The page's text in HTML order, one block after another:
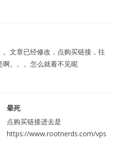
。文章已经修改，点购买链接，往
啊。。。怎么就看不见呢
晕死
点购买链接进去是
https://www.rootnerds.com/vps